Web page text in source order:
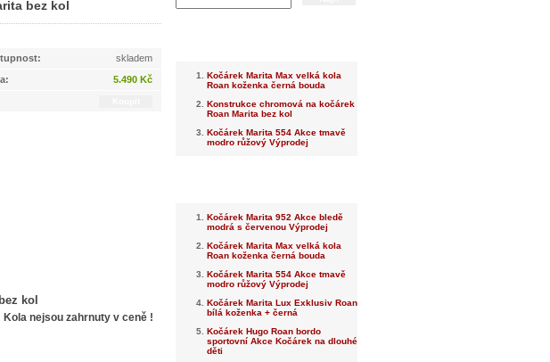
bez kol
skladem
5.490 Kč
kol
nejsou zahrnuty v ceně !
Kočárek Marita Max velká kola
Roan koženka černá bouda
Konstrukce chromová na kočárek
Roan Marita bez kol
Kočárek Marita 554 Akce tmavě
modro růžový Výprodej
Kočárek Marita 952 Akce bledě
modrá s červenou Výprodej
Kočárek Marita Max velká kola
Roan koženka černá bouda
Kočárek Marita 554 Akce tmavě
modro růžový Výprodej
Kočárek Marita Lux Exklusiv Roan
bílá koženka + černá
Kočárek Hugo Roan bordo
sportovní Akce Kočárek na dlouhé
děti